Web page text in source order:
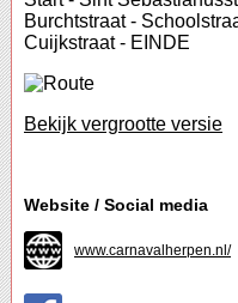
Burchtstraat -
Cuijkstraat - EINDE
Bekijk vergrootte versie
Website / Social media
www.carnavalherpen.nl/